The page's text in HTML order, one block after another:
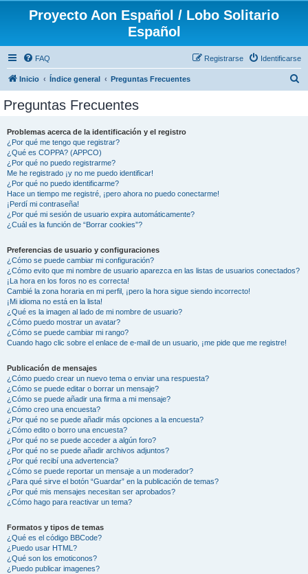
Proyecto Aon Español / Lobo Solitario
Español
FAQ Identificarse
Registrarse
Inicio Índice general Preguntas Frecuentes
Preguntas Frecuentes
Problemas acerca de la identificación y el registro
¿Por qué me tengo que registrar?
¿Qué es COPPA? (APPCO)
¿Por qué no puedo registrarme?
Me he registrado ¡y no me puedo identificar!
¿Por qué no puedo identificarme?
Hace un tiempo me registré, ¡pero ahora no puedo conectarme!
¡Perdí mi contraseña!
¿Por qué mi sesión de usuario expira automáticamente?
¿Cuál es la función de “Borrar cookies”?
Preferencias de usuario y configuraciones
¿Cómo se puede cambiar mi configuración?
¿Cómo evito que mi nombre de usuario aparezca en las listas de usuarios conectados?
¡La hora en los foros no es correcta!
Cambié la zona horaria en mi perfil, ¡pero la hora sigue siendo incorrecto!
¡Mi idioma no está en la lista!
¿Qué es la imagen al lado de mi nombre de usuario?
¿Cómo puedo mostrar un avatar?
¿Cómo se puede cambiar mi rango?
Cuando hago clic sobre el enlace de e-mail de un usuario, ¡me pide que me registre!
Publicación de mensajes
¿Cómo puedo crear un nuevo tema o enviar una respuesta?
¿Cómo se puede editar o borrar un mensaje?
¿Cómo se puede añadir una firma a mi mensaje?
¿Cómo creo una encuesta?
¿Por qué no se puede añadir más opciones a la encuesta?
¿Cómo edito o borro una encuesta?
¿Por qué no se puede acceder a algún foro?
¿Por qué no se puede añadir archivos adjuntos?
¿Por qué recibí una advertencia?
¿Cómo se puede reportar un mensaje a un moderador?
¿Para qué sirve el botón “Guardar” en la publicación de temas?
¿Por qué mis mensajes necesitan ser aprobados?
¿Cómo hago para reactivar un tema?
Formatos y tipos de temas
¿Qué es el código BBCode?
¿Puedo usar HTML?
¿Qué son los emoticonos?
¿Puedo publicar imagenes?